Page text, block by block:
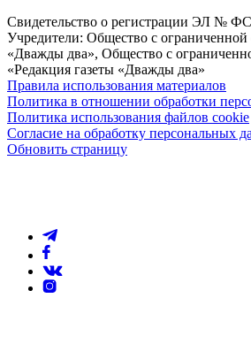
Свидетельство о регистрации ЭЛ № ФС
Учредители: Общество с ограниченной
«Дважды два», Общество с
«Редакция газеты «Дважды два»
Правила использования материалов
Политика в отношении обработки
Политика использования файлов cookie
Согласие на обработку персональных
Обновить страницу